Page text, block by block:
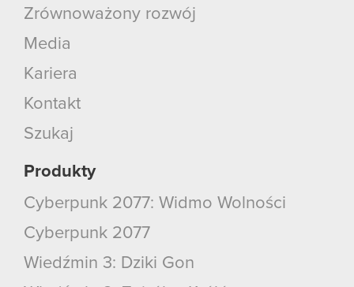
Zrównoważony rozwój
Media
Kariera
Kontakt
Szukaj
Produkty
Cyberpunk 2077: Widmo Wolności
Cyberpunk 2077
Wiedźmin 3: Dziki Gon